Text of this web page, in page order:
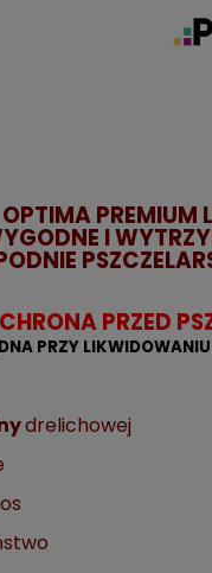
OPTIMA PREMIUM
I
PRZED
PRZY
drelichowej